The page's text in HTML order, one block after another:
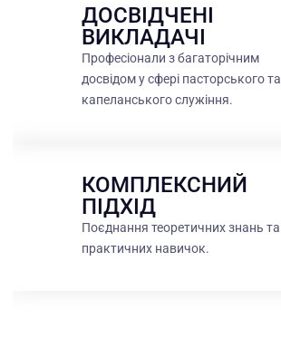
ДОСВІДЧЕНІ
ВИКЛАДАЧІ
Професіонали з багаторічним
досвідом у сфері пасторського та
капеланського служіння.
КОМПЛЕКСНИЙ
ПІДХІД
Поєднання теоретичних знань та
практичних навичок.